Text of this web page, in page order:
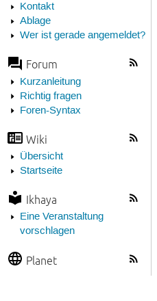
Kontakt
Ablage
Wer ist gerade angemeldet?
Forum
Kurzanleitung
Richtig fragen
Foren-Syntax
Wiki
Übersicht
Startseite
Ikhaya
Eine Veranstaltung
vorschlagen
Planet